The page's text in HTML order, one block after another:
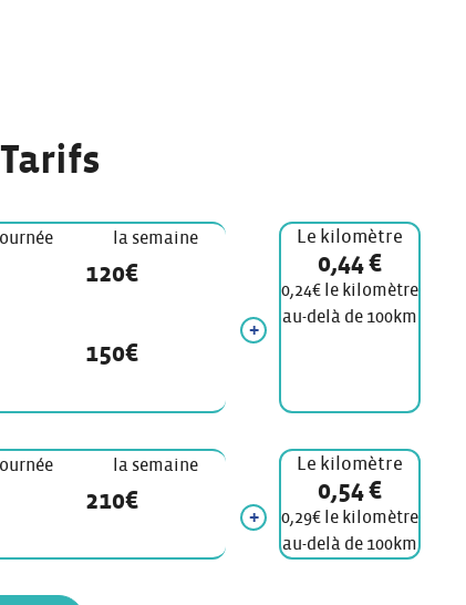
la semaine
120€
150€
Le kilomètre
0,44 €
0,24€ le kilomètre
au-delà de 100km
la semaine
210€
Le kilomètre
0,54 €
0,29€ le kilomètre
au-delà de 100km